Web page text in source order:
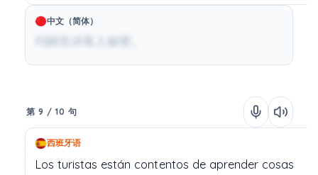
中文（简体）
玛丽告诉客人秘密。
第 9 / 10 句
西班牙语
Los turistas están contentos de aprender cosas